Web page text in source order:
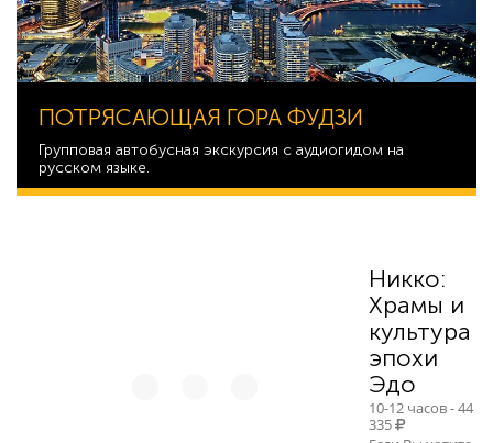
ПОТРЯСАЮЩАЯ ГОРА ФУДЗИ
Групповая автобусная экскурсия с аудиогидом на
русском языке.
Никко:
Храмы и
культура
эпохи
Эдо
10-12 часов - 44
335